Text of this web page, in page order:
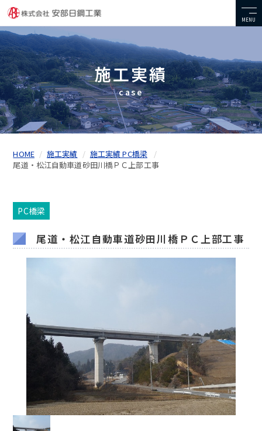
MENU
施工実績
case
HOME 施工実績
施工実績 PC橋梁
尾道・松江自動車道砂田川橋ＰＣ上部工事
PC橋梁
尾道・松江自動車道砂田川橋ＰＣ上部工事